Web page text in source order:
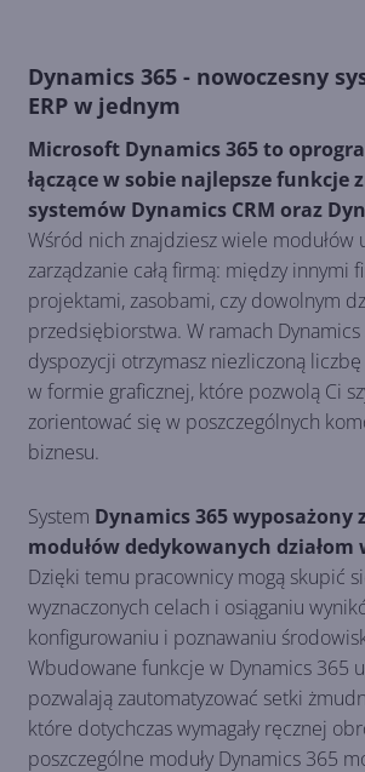
Dynamics 365 - nowoczesny
ERP w jednym
Microsoft Dynamics 365 to
łączące w sobie najlepsze funkcje
systemów Dynamics CRM oraz
Wśród nich znajdziesz wiele modułów
zarządzanie całą firmą: między innymi
projektami, zasobami, czy dowolnym
przedsiębiorstwa. W ramach
dyspozycji otrzymasz niezliczoną
w formie graficznej, które pozwolą Ci
zorientować się w poszczególnych
biznesu.
System Dynamics 365 wyposażony
modułów dedykowanych
Dzięki temu pracownicy mogą skupić
wyznaczonych celach i osiąganiu
konfigurowaniu i poznawaniu
Wbudowane funkcje w Dynamics 365
pozwalają zautomatyzować setki
które dotychczas wymagały ręcznej
poszczególne moduły Dynamics 365